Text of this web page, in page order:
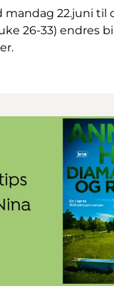
mandag 22.juni til
26-33) endres